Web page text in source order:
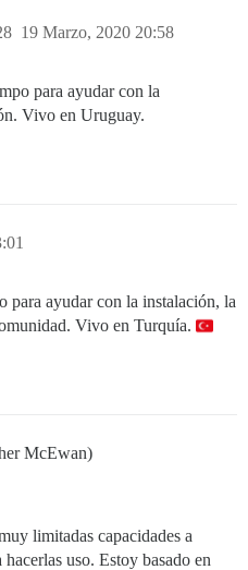
19 Marzo, 2020 20:58
para ayudar con la
Vivo en Uruguay.
para ayudar con la instalación, la
Vivo en Turquía.
McEwan)
limitadas capacidades a
uso. Estoy basado en